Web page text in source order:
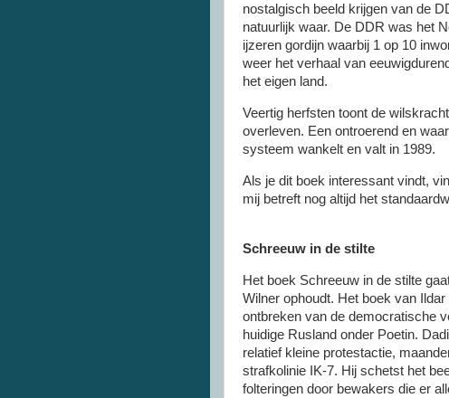
nostalgisch beeld krijgen van de
natuurlijk waar. De DDR was het
ijzeren gordijn waarbij 1 op 10
weer het verhaal van
het eigen land.
Veertig herfsten toont de
overleven. Een ontroerend en
systeem wankelt en valt in 1989.
Als je dit boek interessant vindt,
mij betreft nog altijd het
Schreeuw in de stilte
Het boek Schreeuw in de stilte
Wilner ophoudt. Het boek van
ontbreken van de democratische
huidige Rusland onder Poetin.
relatief kleine protestactie,
strafkolinie IK-7. Hij schetst het
folteringen door bewakers die er